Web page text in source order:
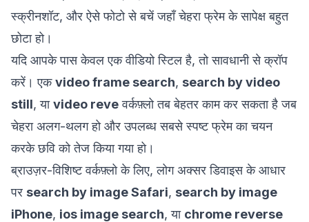
स्क्रीनशॉट, और ऐसे फोटो से बचें जहाँ चेहरा फ्रेम के सापेक्ष बहुत
छोटा हो।
यदि आपके पास केवल एक वीडियो स्टिल है, तो सावधानी से क्रॉप
करें। एकvideo frame search, search by video
still, याvideo reveवर्कफ़्लो तब बेहतर काम कर सकता है जब
चेहरा अलग-थलग हो और उपलब्ध सबसे स्पष्ट फ्रेम का चयन
करके छवि को तेज किया गया हो।
ब्राउज़र-विशिष्ट वर्कफ़्लो के लिए, लोग अक्सर डिवाइस के आधार
पर search by image Safari, search by image
iPhone, ios image search, या chrome reverse